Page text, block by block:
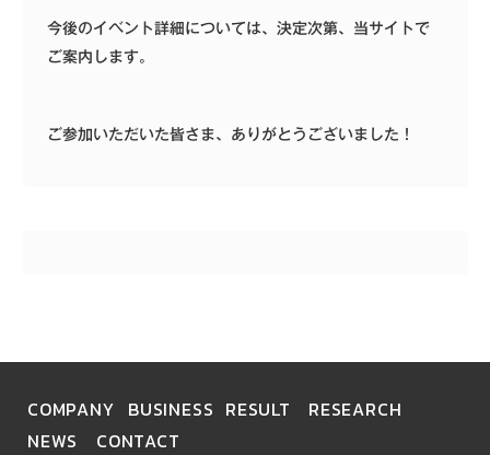
今後のイベント詳細については、決定次第、当サイトで
ご案内します。
ご参加いただいた皆さま、ありがとうございました！
COMPANY BUSINESS RESULT
RESEARCH
NEWS
CONTACT